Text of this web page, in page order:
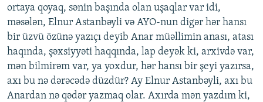
ortaya qoyaq, sənin başında olan uşaqlar var idi,
məsələn, Elnur Astanbəyli və AYO-nun digər hər hansı
bir üzvü özünə yazıçı deyib Anar müəllimin anası, atası
haqında, şəxsiyyəti haqqında, lap deyək ki, arxivdə var,
mən bilmirəm var, ya yoxdur, hər hansı bir şeyi yazırsa,
axı bu nə dərəcədə düzdür? Ay Elnur Astanbəyli, axı bu
Anardan nə qədər yazmaq olar. Axırda mən yazdım ki,